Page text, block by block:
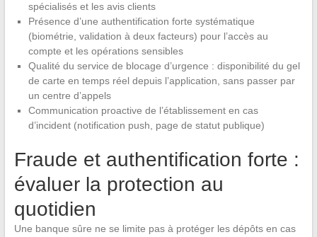
spécialisés et les avis clients
Présence d’une authentification forte systématique
(biométrie, validation à deux facteurs) pour l’accès au
compte et les opérations sensibles
Qualité du service de blocage d’urgence : disponibilité du gel
de carte en temps réel depuis l’application, sans passer par
un centre d’appels
Communication proactive de l’établissement en cas
d’incident (notification push, page de statut publique)
Fraude et authentification forte :
évaluer la protection au
quotidien
Une banque sûre ne se limite pas à protéger les dépôts en cas